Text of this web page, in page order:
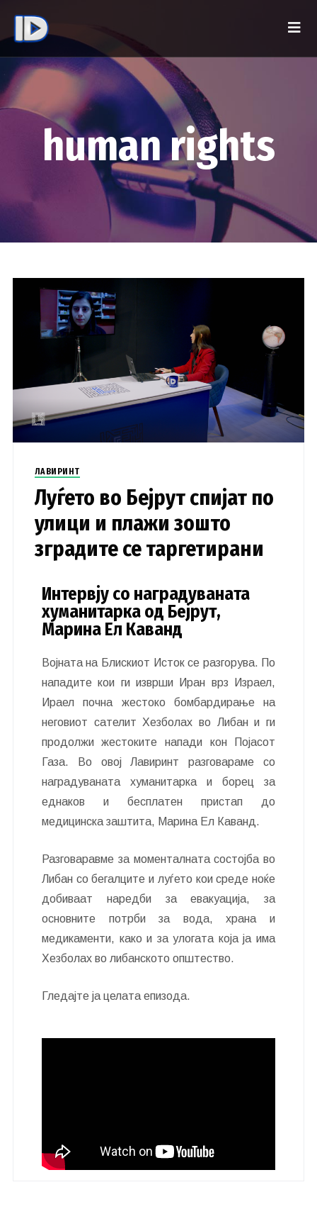
human rights
ЛАВИРИНТ
Луѓето во Бејрут спијат по
улици и плажи зошто
зградите се таргетирани
Интервју со наградуваната
хуманитарка од Бејрут,
Марина Ел Каванд
Војната на Блискиот Исток се разгорува. По
нападите кои ги изврши Иран врз Израел,
Ираел почна жестоко бомбардирање на
неговиот сателит Хезболах во Либан и ги
продолжи жестоките напади кон Појасот
Газа. Во овој Лавиринт разговараме со
наградуваната хуманитарка и борец за
еднаков и бесплатен пристап до
медицинска заштита, Марина Ел Каванд.
Разговаравме за моменталната состојба во
Либан со бегалците и луѓето кои среде ноќе
добиваат наредби за евакуација, за
основните потрби за вода, храна и
медикаменти, како и за улогата која ја има
Хезболах во либанското општество.
Гледајте ја целата епизода.